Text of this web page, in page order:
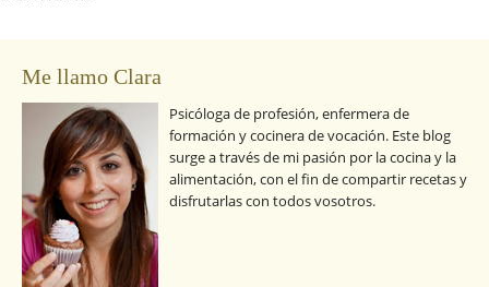
Me llamo Clara
Psicóloga de profesión, enfermera de
formación y cocinera de vocación. Este blog
surge a través de mi pasión por la cocina y la
alimentación, con el fin de compartir recetas y
disfrutarlas con todos vosotros.